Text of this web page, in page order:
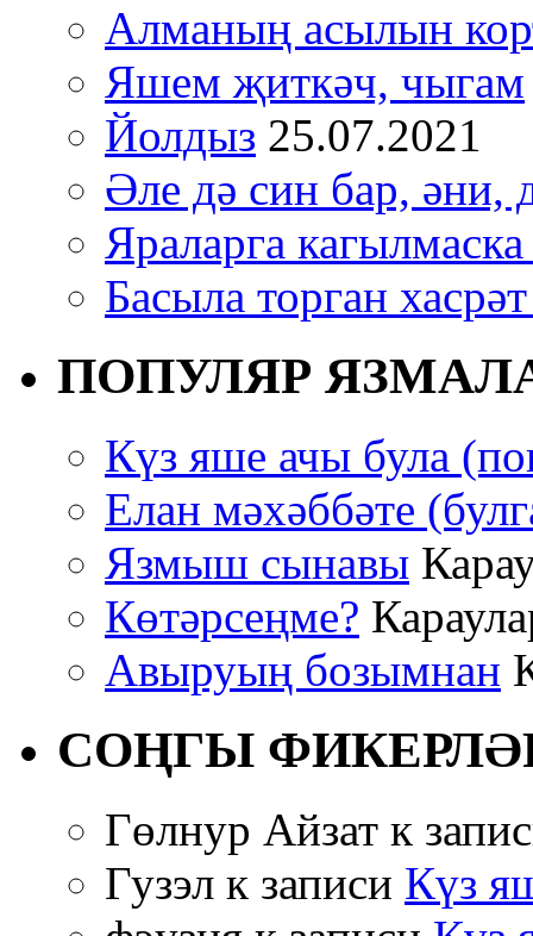
Алманың асылын
Яшем җиткәч, чыгам
Йолдыз 25.07.2021
Әле дә син бар, әни,
Яраларга
Басыла торган
ПОПУЛЯР
Күз яше ачы була
Елан мәхәббәте
Язмыш сынавы
Көтәрсеңме?
Авыруың бозымнан
СОҢГЫ
Гөлнур Айзат к
Гузэл к записи Күз